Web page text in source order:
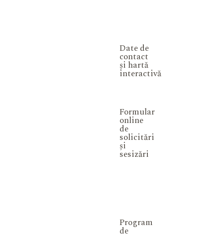
Date de
contact
și hartă
interactivă
Formular
online
de
solicitări
și
sesizări
Program
de